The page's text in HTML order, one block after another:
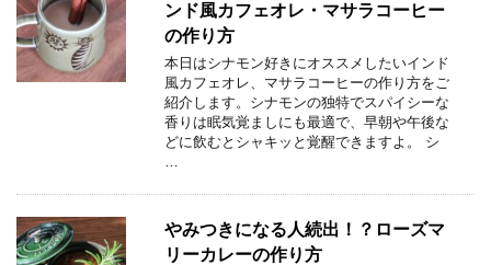
ンド風カフェオレ・マサラコーヒー
の作り方
本日はシナモン好きにオススメしたいインド
風カフェオレ、マサラコーヒーの作り方をご
紹介します。シナモンの独特でスパイシーな
香りは眠気覚ましにも最適で、早朝や午後な
どに飲むとシャキッと覚醒できますよ。 シ
…
やみつきになる人続出！？ローズマ
リーカレーの作り方